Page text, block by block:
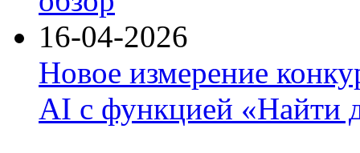
16-04-2026
Новое измерение
AI с функцией «Найти